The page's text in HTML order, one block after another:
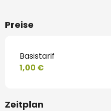
Preise
Basistarif
1,00 €
Zeitplan